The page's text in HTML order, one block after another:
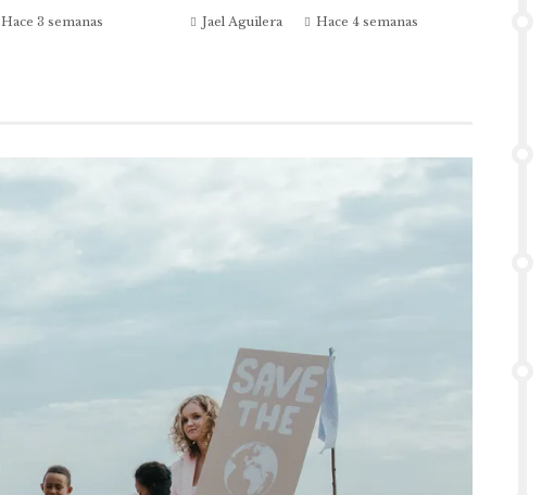
Hace 3 semanas Jael Aguilera Hace 4 semanas